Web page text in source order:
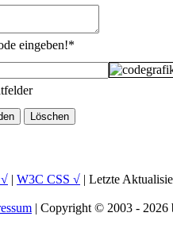
eingeben!*
| W3C CSS √ | Letzte
| Copyright © 2003 - 2026